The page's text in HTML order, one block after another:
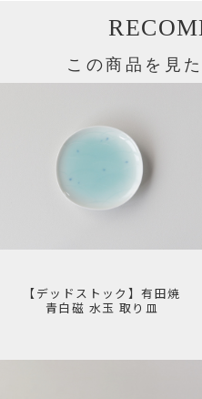
この商品を見
【デッドストック】有田焼
青白磁 水玉 取り皿